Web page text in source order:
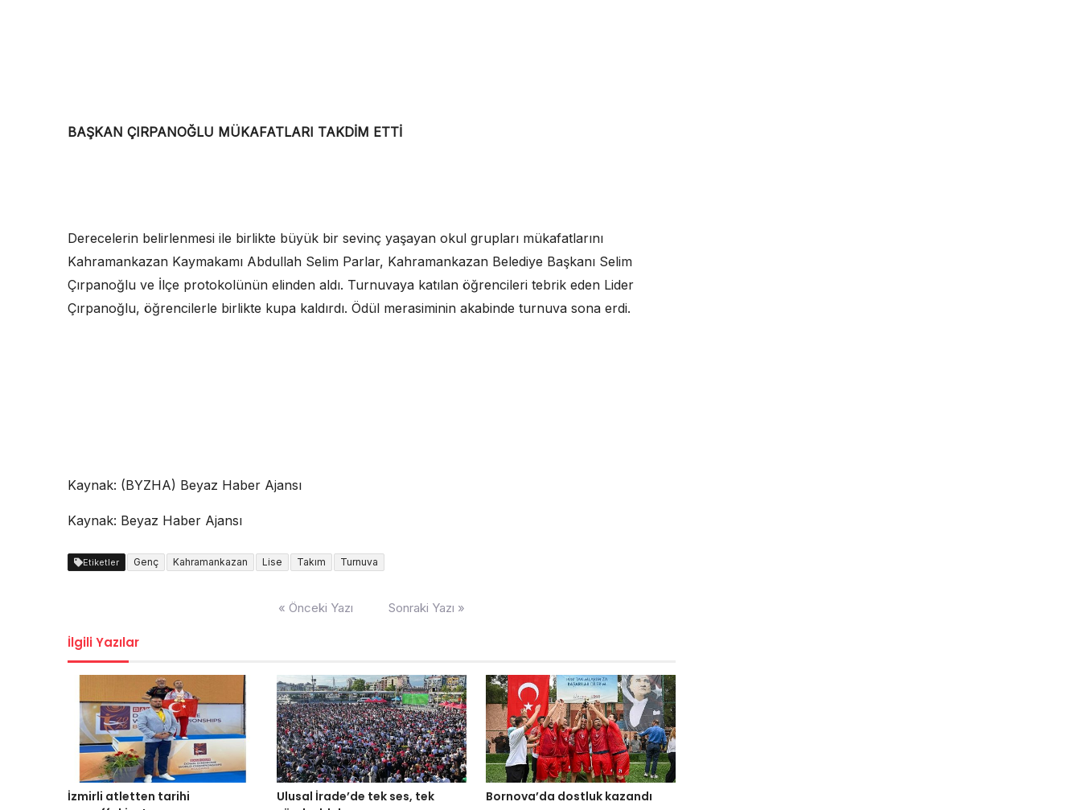
BAŞKAN ÇIRPANOĞLU MÜKAFATLARI TAKDİM ETTİ
Derecelerin belirlenmesi ile birlikte büyük bir sevinç yaşayan okul grupları mükafatlarını
Kahramankazan Kaymakamı Abdullah Selim Parlar, Kahramankazan Belediye Başkanı Selim
Çırpanoğlu ve İlçe protokolünün elinden aldı. Turnuvaya katılan öğrencileri tebrik eden Lider
Çırpanoğlu, öğrencilerle birlikte kupa kaldırdı. Ödül merasiminin akabinde turnuva sona erdi.
Kaynak: (BYZHA) Beyaz Haber Ajansı
Kaynak: Beyaz Haber Ajansı
Etiketler Genç Kahramankazan Lise Takım Turnuva
« Önceki Yazı Sonraki Yazı »
İlgili Yazılar
İzmirli atletten tarihi
Ulusal İrade’de tek ses, tek
Bornova’da dostluk kazandı